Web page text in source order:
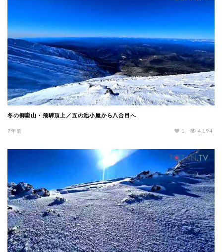
冬の御嶽山・飛騨頂上／五の池小屋から八合目へ
7年前 4,194
1